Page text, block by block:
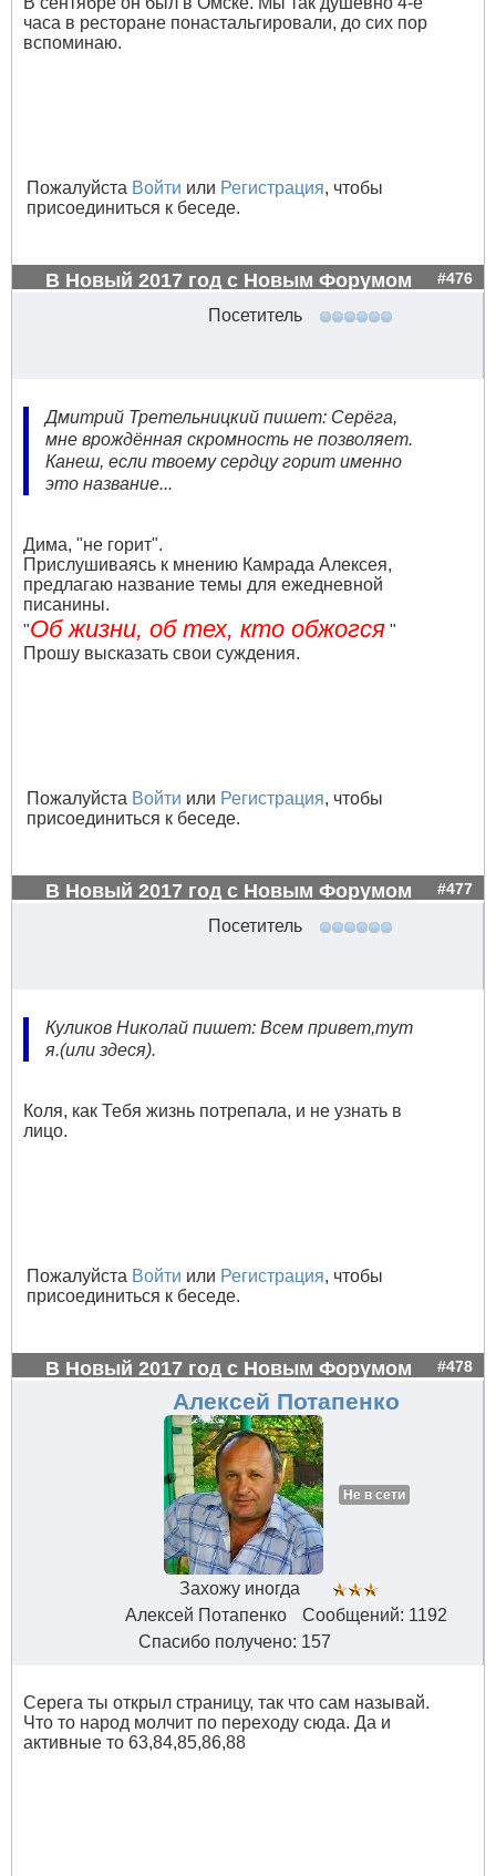
часа в ресторане понастальгировали, до сих пор
вспоминаю.
Пожалуйста Войти или Регистрация, чтобы
присоединиться к беседе.
В Новый 2017 год с Новым Форумом #476
Посетитель
Дмитрий Третельницкий пишет: Серёга,
мне врождённая скромность не позволяет.
Канеш, если твоему сердцу горит именно
это название...
Дима, "не горит".
Прислушиваясь к мнению Камрада Алексея,
предлагаю название темы для ежедневной
писанины.
"Об жизни, об тех, кто обжогся "
Прошу высказать свои суждения.
Пожалуйста Войти или Регистрация, чтобы
присоединиться к беседе.
В Новый 2017 год с Новым Форумом #477
Посетитель
Куликов Николай пишет: Всем привет,тут
я.(или здеся).
Коля, как Тебя жизнь потрепала, и не узнать в
лицо.
Пожалуйста Войти или Регистрация, чтобы
присоединиться к беседе.
В Новый 2017 год с Новым Форумом #478
Алексей Потапенко
Не в сети
Захожу иногда
Алексей Потапенко
Сообщений: 1192
Спасибо получено: 157
Серега ты открыл страницу, так что сам называй.
Что то народ молчит по переходу сюда. Да и
активные то 63,84,85,86,88